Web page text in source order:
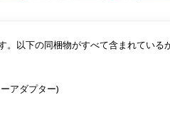
以下の同梱物がすべて含まれている
アダプター)